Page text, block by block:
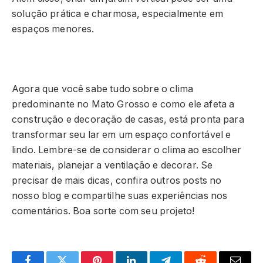
solução prática e charmosa, especialmente em
espaços menores.
Agora que você sabe tudo sobre o clima
predominante no Mato Grosso e como ele afeta a
construção e decoração de casas, está pronta para
transformar seu lar em um espaço confortável e
lindo. Lembre-se de considerar o clima ao escolher
materiais, planejar a ventilação e decorar. Se
precisar de mais dicas, confira outros posts no
nosso blog e compartilhe suas experiências nos
comentários. Boa sorte com seu projeto!